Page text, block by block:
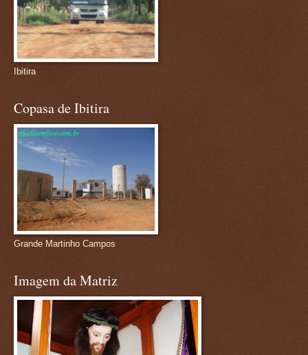
Ibitira
Copasa de Ibitira
Grande Martinho Campos
Imagem da Matriz